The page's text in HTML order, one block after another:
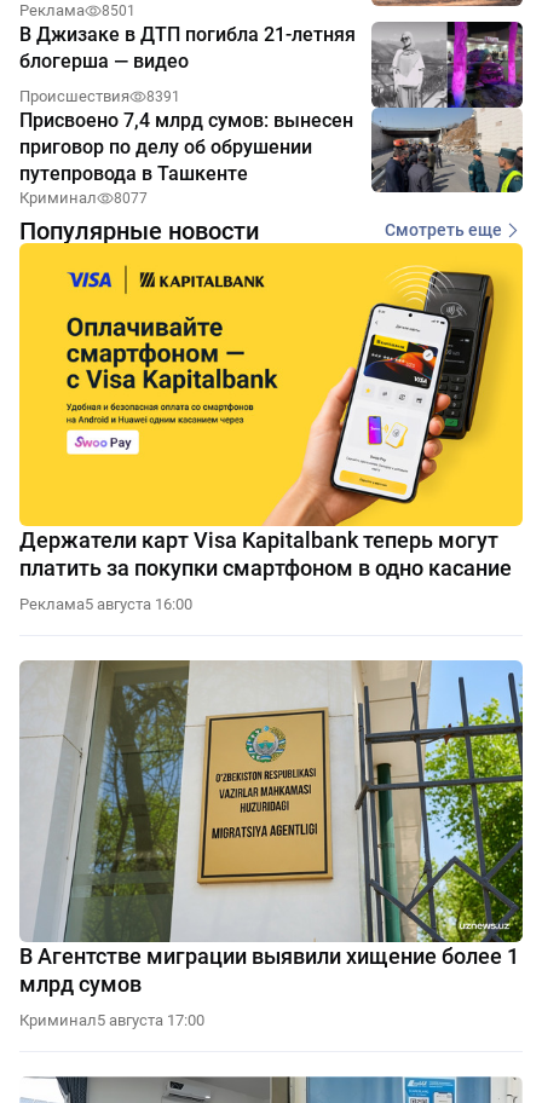
Реклама 8501
В Джизаке в ДТП погибла 21-летняя
блогерша — видео
Происшествия 8391
Присвоено 7,4 млрд сумов: вынесен
приговор по делу об обрушении
путепровода в Ташкенте
Криминал 8077
Популярные новости Смотреть еще
Держатели карт Visa Kapitalbank теперь могут
платить за покупки смартфоном в одно касание
Реклама5 августа 16:00
В Агентстве миграции выявили хищение более 1
млрд сумов
Криминал5 августа 17:00